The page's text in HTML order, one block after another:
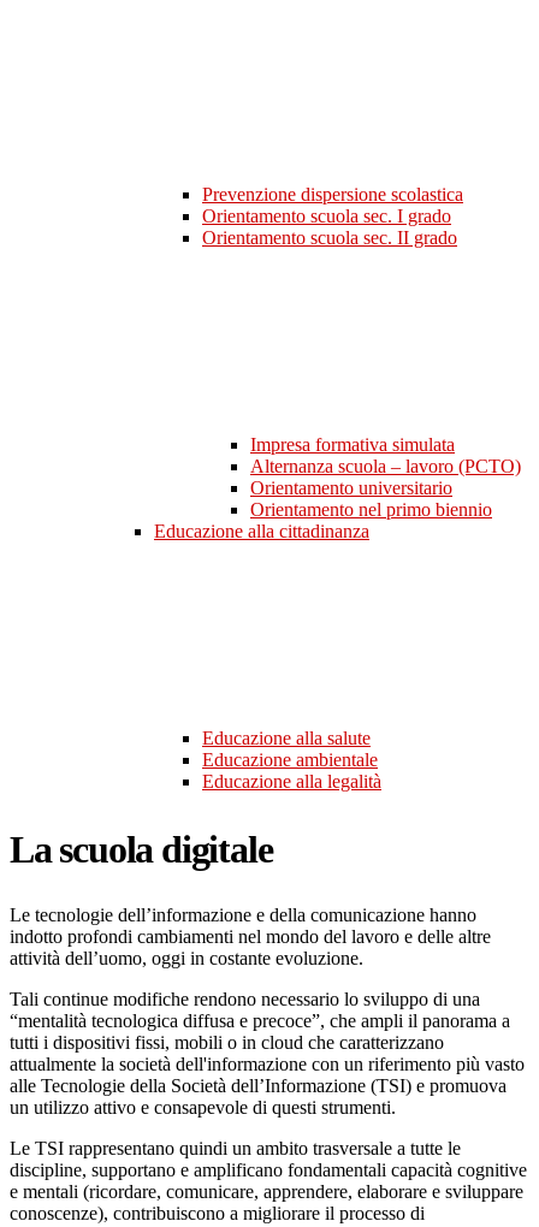
Prevenzione dispersione scolastica
Orientamento scuola sec. I grado
Orientamento scuola sec. II grado
Impresa formativa simulata
Alternanza scuola – lavoro (PCTO)
Orientamento universitario
Orientamento nel primo biennio
Educazione alla cittadinanza
Educazione alla salute
Educazione ambientale
Educazione alla legalità
La scuola digitale
Le tecnologie dell’informazione e della comunicazione hanno
indotto profondi cambiamenti nel mondo del lavoro e delle altre
attività dell’uomo, oggi in costante evoluzione.
Tali continue modifiche rendono necessario lo sviluppo di una
“mentalità tecnologica diffusa e precoce”, che ampli il panorama a
tutti i dispositivi fissi, mobili o in cloud che caratterizzano
attualmente la società dell'informazione con un riferimento più vasto
alle Tecnologie della Società dell’Informazione (TSI) e promuova
un utilizzo attivo e consapevole di questi strumenti.
Le TSI rappresentano quindi un ambito trasversale a tutte le
discipline, supportano e amplificano fondamentali capacità cognitive
e mentali (ricordare, comunicare, apprendere, elaborare e sviluppare
conoscenze), contribuiscono a migliorare il processo di